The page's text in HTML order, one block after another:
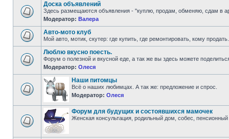
Доска объявлений
Здесь размещаются объявления - "куплю, продам, обменяю, сдам в
Модератор: Валера
Авто-мото клуб
Мой авто, мотик, скутер: где купить, где ремонтировать, кому продать.
Люблю вкусно поесть.
Форум о полезной и вкусной еде, а так же вы здесь можете
Модератор: Олеся
Наши питомцы
Всё о наших любимцах. А так же: предложение и спрос.
Модератор: Олеся
Форум для будущих и состоявшихся мамочек
Женская консультация, родильный дом, собес,